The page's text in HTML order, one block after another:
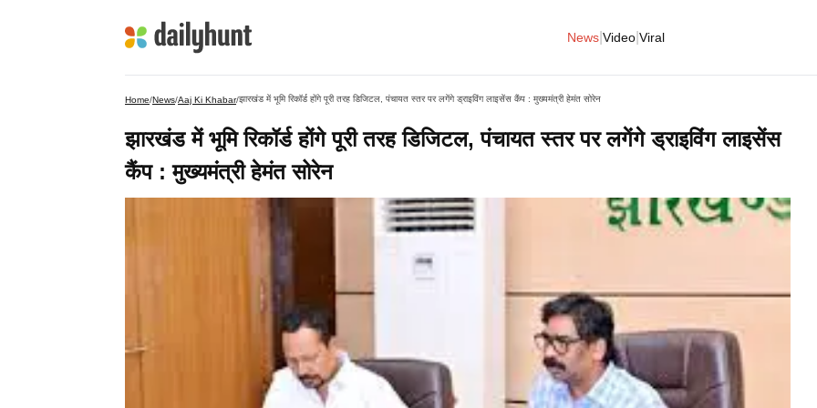
News Video Viral
Home/News/Aaj Ki Khabar/झारखंड में भूमि रिकॉर्ड होंगे पूरी तरह डिजिटल, पंचायत स्तर पर लगेंगे ड्राइविंग लाइसेंस कैंप : मुख्यमंत्री हेमंत सोरेन
झारखंड में भूमि रिकॉर्ड होंगे पूरी तरह डिजिटल, पंचायत स्तर पर लगेंगे ड्राइविंग लाइसेंस
कैंप : मुख्यमंत्री हेमंत सोरेन